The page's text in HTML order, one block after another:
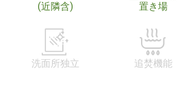
(近隣含)
置き場
洗面所独立 追焚機能